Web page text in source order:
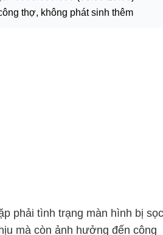
thợ, không phát sinh thêm
phải tình trạng màn hình bị
mà còn ảnh hưởng đến công